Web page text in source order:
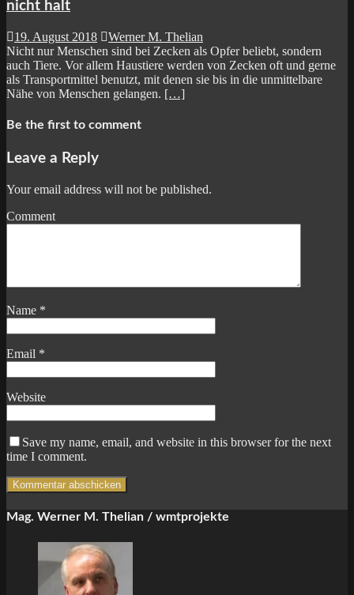
nicht halt
19. August 2018
Werner M. Thelian
Nicht nur Menschen sind bei Zecken als Opfer beliebt, sondern
auch Tiere. Vor allem Haustiere werden von Zecken oft und gerne
als Transportmittel benutzt, mit denen sie bis in die unmittelbare
Nähe von Menschen gelangen. […]
Be the first to comment
Leave a Reply
Your email address will not be published.
Comment
Name *
Email *
Website
Save my name, email, and website in this browser for the next
time I comment.
Mag. Werner M. Thelian / wmtprojekte